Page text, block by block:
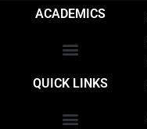
ACADEMICS
QUICK LINKS